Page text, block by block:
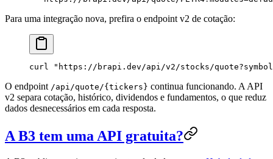
Para uma integração nova, prefira o endpoint v2 de cotação:
curl " https://brapi.dev/api/v2/stocks/
O endpoint /api/quote/{tickers} continua funcionando. A API
v2 separa cotação, histórico, dividendos e fundamentos, o que reduz
dados desnecessários em cada resposta.
A B3 tem uma API gratuita?